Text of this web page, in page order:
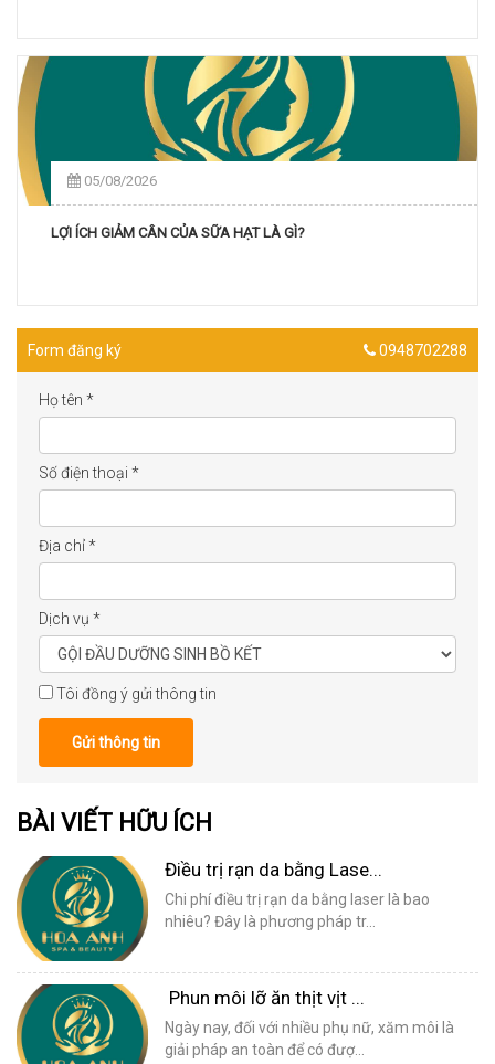
05/08/2026
LỢI ÍCH GIẢM CÂN CỦA SỮA HẠT LÀ GÌ?
Form đăng ký 0948702288
Họ tên *
Số điện thoại *
Địa chỉ*
Dịch vụ *
Tôi đồng ý gửi thông tin
Gửi thông tin
BÀI VIẾT HỮU ÍCH
Điều trị rạn da bằng Lase...
Chi phí điều trị rạn da bằng laser là bao
nhiêu? Đây là phương pháp tr...
Phun môi lỡ ăn thịt vịt ...
Ngày nay, đối với nhiều phụ nữ, xăm môi là
giải pháp an toàn để có đượ...